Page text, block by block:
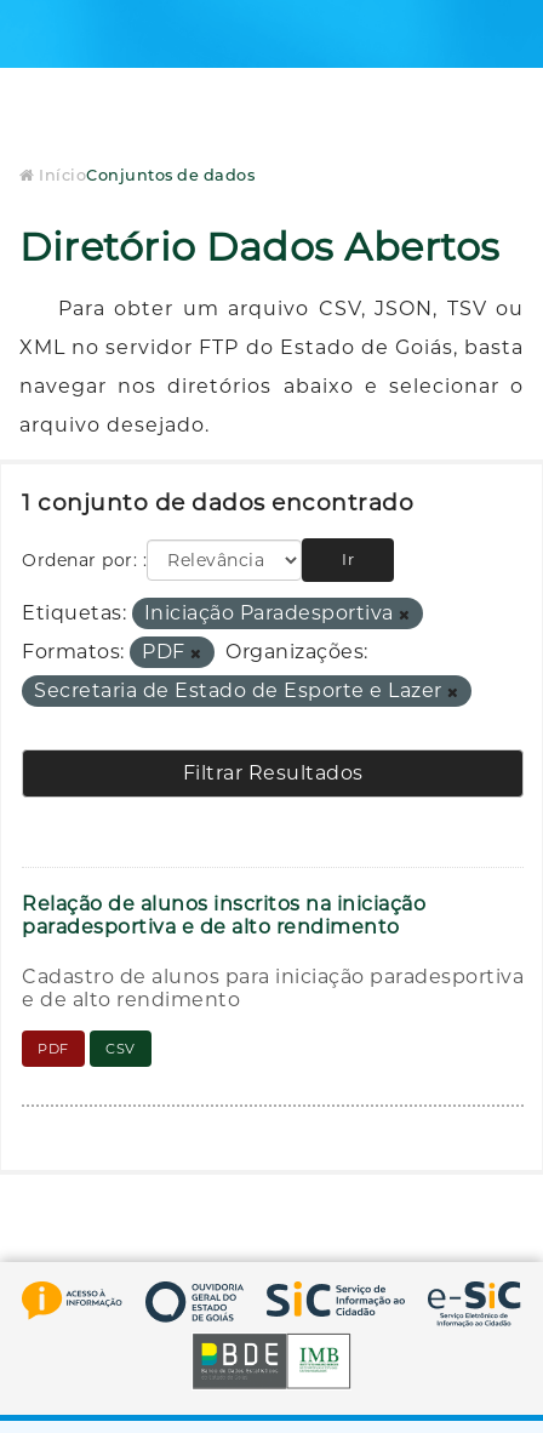
InícioConjuntos de dados
Diretório Dados Abertos
Para obter um arquivo CSV, JSON, TSV ou
XML no servidor FTP do Estado de Goiás, basta
navegar nos diretórios abaixo e selecionar o
arquivo desejado.
1 conjunto de dados encontrado
Ordenar por: Ir
Etiquetas:
Iniciação Paradesportiva
Formatos:
PDF
Organizações:
Secretaria de Estado de Esporte e Lazer
Filtrar Resultados
Relação de alunos inscritos na iniciação
paradesportiva e de alto rendimento
Cadastro de alunos para iniciação paradesportiva
e de alto rendimento
PDF CSV